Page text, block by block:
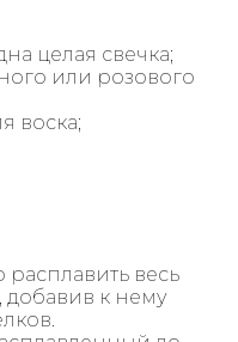
целая свечка;
или розового
воска;
весь
добавив к нему